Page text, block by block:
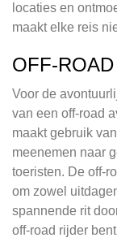
locaties en
maakt elke reis
OFF-
Voor de
van een off-road
maakt gebruik
meenemen naar
toeristen. De off-
om zowel
spannende rit
off-road rijder